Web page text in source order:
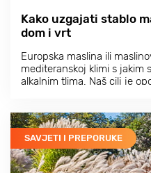
Kako uzgajati stablo
dom i vrt
Europska maslina ili
mediteranskoj klimi s jakim
alkalnim tlima. Naš cilj je
SAVJETI I PREPORUKE